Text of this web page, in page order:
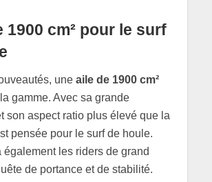
1900 cm² pour le surf
une aile de 1900 cm²
gamme. Avec sa grande
son aspect ratio plus élevé que la
pensée pour le surf de houle.
également les riders de grand
de portance et de stabilité.